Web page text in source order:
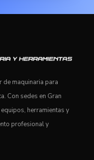
de maquinaria para
Con sedes en Gran
herramientas y
profesional y